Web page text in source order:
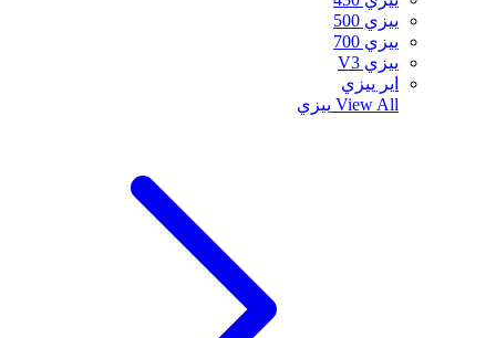
ييزي 500
ييزي 700
ييزي V3
اير ييزي
View All ييزي